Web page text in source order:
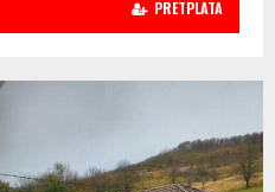
PRETPLATA